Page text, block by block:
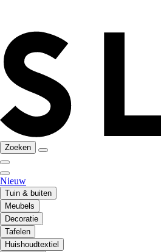
Zoeken
Nieuw
Tuin & buiten
Meubels
Decoratie
Tafelen
Huishoudtextiel